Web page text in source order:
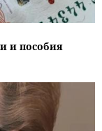
и пособия